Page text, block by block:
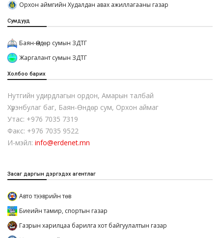
Орхон аймгийн Худалдан авах ажиллагааны газар
Сумдууд
Баян-Өндөр сумын ЗДТГ
Жаргалант сумын ЗДТГ
Холбоо барих
Нутгийн удирдлагын ордон, Амарын талбай
Хүрэнбулаг баг, Баян-Өндөр сум, Орхон аймаг
Утас: +976 7035 7319
Факс: +976 7035 9522
И-мэйл: info@erdenet.mn
Засаг даргын дэргэдэх агентлаг
Авто тээврийн төв
Биеийн тамир, спортын газар
Газрын харилцаа барилга хот байгуулалтын газар